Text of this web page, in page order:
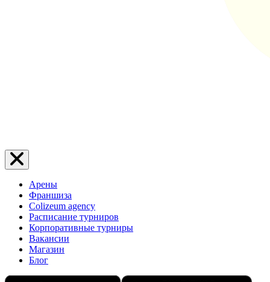
Арены
Франшиза
Colizeum agency
Расписание турниров
Корпоративные турниры
Вакансии
Магазин
Блог